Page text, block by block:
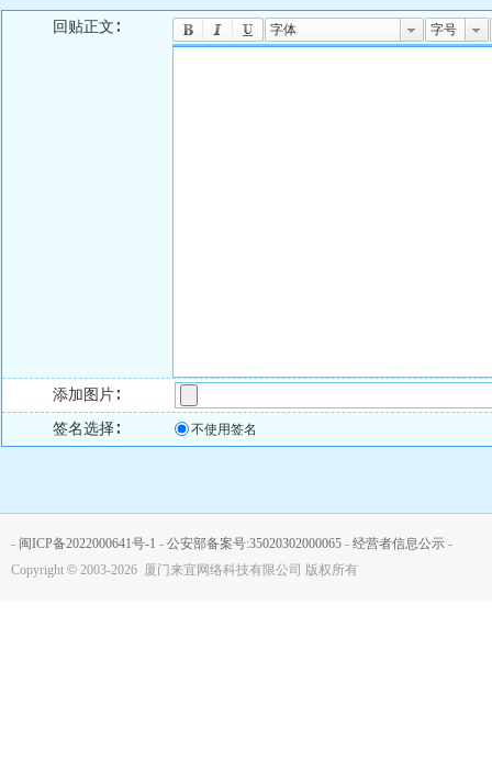
回贴正文∶ 字体 字号
添加图片∶
签名选择∶ 不使用签名
- 闽ICP备2022000641号-1 - 公安部备案号:35020302000065 - 经营者信息公示 -
Copyright © 2003-2026 厦门来宜网络科技有限公司 版权所有